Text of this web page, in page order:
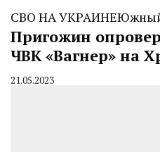
СВО НА УКРАИНЕ
Пригожин
ЧВК «Вагнер» на
By
21.05.2023